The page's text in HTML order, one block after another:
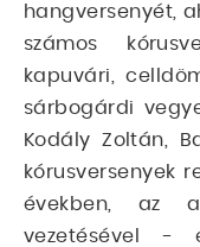
hangversenyét,
számos
kapuvári,
sárbogárdi
Kodály Zoltán,
kórusversenyek
években, az
vezetésével -